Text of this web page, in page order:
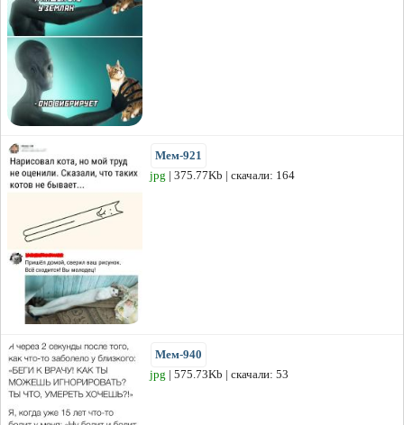
Мем-921
jpg | 375.77Kb | скачали: 164
Мем-940
jpg | 575.73Kb | скачали: 53